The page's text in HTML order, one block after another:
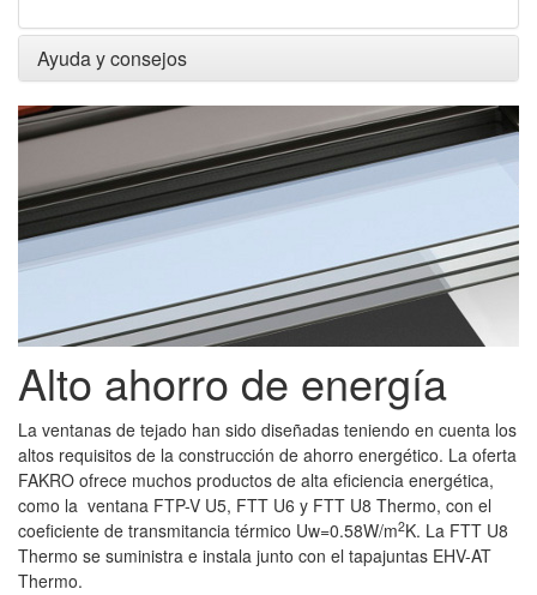
Ayuda y consejos
Alto ahorro de energía
La ventanas de tejado han sido diseñadas teniendo en cuenta los
altos requisitos de la construcción de ahorro energético. La oferta
FAKRO ofrece muchos productos de alta eficiencia energética,
como la ventana FTP-V U5, FTT U6 y FTT U8 Thermo, con el
coeficiente de transmitancia térmico Uw=0.58W/m2K. La FTT U8
Thermo se suministra e instala junto con el tapajuntas EHV-AT
Thermo.